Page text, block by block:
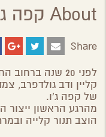
About קפה ג'ו- יד מרדכי
Share
לפני 20 שנה
קליין ודב גולדפרב,
של קפה ג'ו.
מהרגע הראשון
הוצב תנור קלייה